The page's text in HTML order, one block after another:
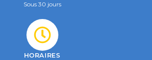
Sous 30 jours
HORAIRES